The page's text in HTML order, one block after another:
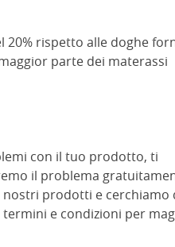
20% rispetto alle doghe
parte dei materassi
con il tuo prodotto, ti
il problema
prodotti e cerchiamo
e condizioni per